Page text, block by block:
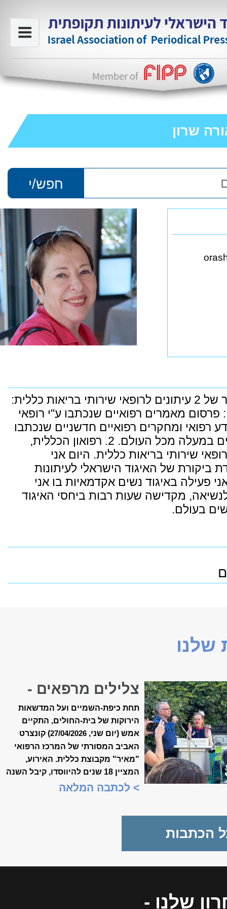
שרון
בעבר, הוצאה לאור של 2 עיתונים לרופאי שירותי בריאות כללית:
מאמרים רפואיים שנכתבו ע"י רופאי
רפואי ומחקרים רפואיים חדשניים שנכתבו
ע"י רופאים ראשונים במעלה מכל העולם. 2. רפואון הכללית,
שירותי בריאות כללית. היום אני
ביקורת של האיגוד הישראלי לעיתונות
פעילה באיגוד נשים אקדמאיות בו אני
מקדישה שעות רבות ביחסי האיגוד
בעולם.
שלנו
צלילים מרפאים -
קונצרט האביב ה-18
של ״מאיר״
תחת כיפת-השמיים ועל המדשאות
הירוקות של בית-החולים, התקיים
אמש (יום שני, 27/04/2026) קונצרט
האביב המסורתי של המרכז הרפואי
"מאיר" מקבוצת כללית. האירוע,
המציין 18 שנים להיווסדו, קיבל השנה
משמעות מיוחדת, כשנכלל לראשונה
> לכתבה המלאה
הכתבות
שלנו -